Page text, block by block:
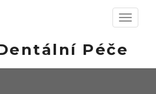
Zobrazit
navigaci
Péče